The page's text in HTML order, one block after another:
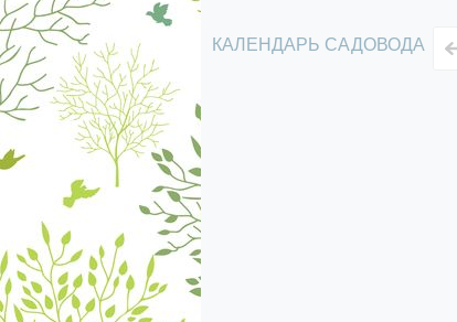
КАЛЕНДАРЬ САДОВОДА